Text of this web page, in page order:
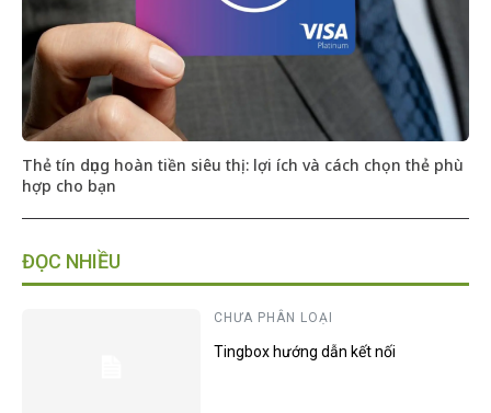
Thẻ tín dụng hoàn tiền siêu thị: lợi ích và cách chọn thẻ phù
hợp cho bạn
ĐỌC NHIỀU
CHƯA PHÂN LOẠI
Tingbox hướng dẫn kết nối